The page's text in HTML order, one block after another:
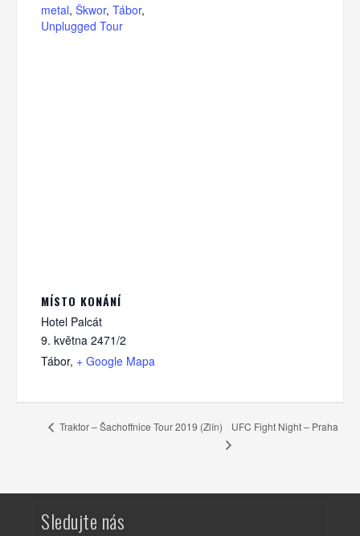
metal, Škwor, Tábor,
Unplugged Tour
MÍSTO KONÁNÍ
Hotel Palcát
9. května 2471/2
Tábor, + Google Mapa
Traktor – Šachoffnice Tour 2019 (Zlín) UFC Fight Night – Praha
Sledujte nás